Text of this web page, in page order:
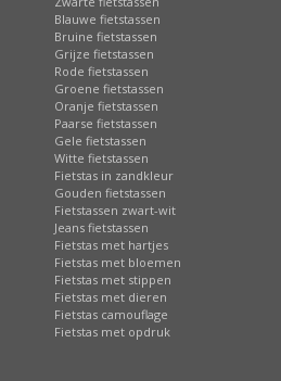
Blauwe fietstassen
Bruine fietstassen
Grijze fietstassen
Rode fietstassen
Groene fietstassen
Oranje fietstassen
Paarse fietstassen
Gele fietstassen
Witte fietstassen
Fietstas in zandkleur
Gouden fietstassen
Fietstassen zwart-wit
Jeans fietstassen
Fietstas met hartjes
Fietstas met bloemen
Fietstas met stippen
Fietstas met dieren
Fietstas camouflage
Fietstas met opdruk